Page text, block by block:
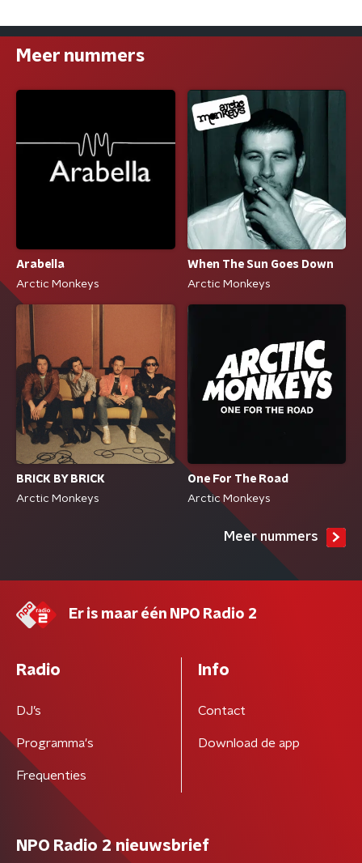
Meer nummers
Arabella
Arctic Monkeys
When The Sun Goes Down
Arctic Monkeys
BRICK BY BRICK
Arctic Monkeys
One For The Road
Arctic Monkeys
Meer nummers
Er is maar één NPO Radio 2
Radio
DJ’s
Programma's
Frequenties
Info
Contact
Download de app
NPO Radio 2 nieuwsbrief